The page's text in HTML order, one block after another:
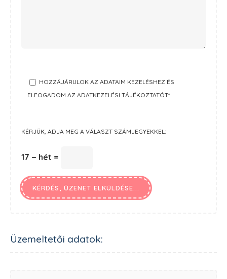
HOZZÁJÁRULOK AZ ADATAIM KEZELÉSHEZ ÉS
ELFOGADOM AZ ADATKEZELÉSI TÁJÉKOZTATÓT*
KÉRJÜK, ADJA MEG A VÁLASZT SZÁMJEGYEKKEL:
17 − hét =
Üzemeltetői adatok: